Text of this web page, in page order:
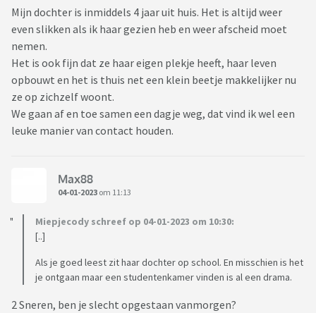
ouders/moeders te kunnen “praten”
die ook in deze fase zitten. Hoe gaan jullie ermee om? Ik ben
natuurlijk super trots maar het doet ook pijn.
Mijn dochter is inmiddels 4 jaar uit huis. Het is altijd weer
even slikken als ik haar gezien heb en weer afscheid moet
nemen.
Het is ook fijn dat ze haar eigen plekje heeft, haar leven
opbouwt en het is thuis net een klein beetje makkelijker nu
ze op zichzelf woont.
We gaan af en toe samen een dagje weg, dat vind ik wel een
leuke manier van contact houden.
Max88
04-01-2023 om 11:13
Miepjecody schreef op 04-01-2023 om 10:30:
[..]
Als je goed leest zit haar dochter op school. En misschien is het
je ontgaan maar een studentenkamer vinden is al een drama.
2 Sneren, ben je slecht opgestaan vanmorgen?